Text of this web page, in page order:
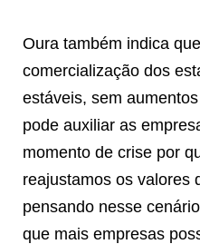
Oura também indica
comercialização dos
estáveis, sem
pode auxiliar as
momento de crise por
reajustamos os valores
pensando nesse
que mais empresas